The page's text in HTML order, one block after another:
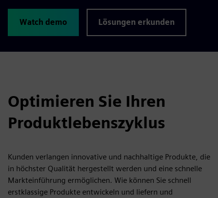
Watch demo Lösungen erkunden
Optimieren Sie Ihren
Produktlebenszyklus
Kunden verlangen innovative und nachhaltige Produkte, die
in höchster Qualität hergestellt werden und eine schnelle
Markteinführung ermöglichen. Wie können Sie schnell
erstklassige Produkte entwickeln und liefern und